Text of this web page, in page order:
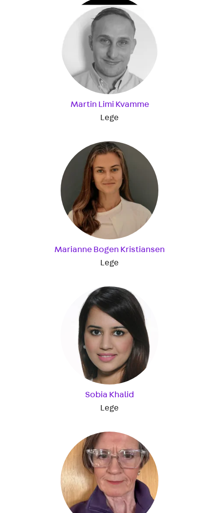
Martin Limi Kvamme
Lege
Marianne Bogen Kristiansen
Lege
Sobia Khalid
Lege